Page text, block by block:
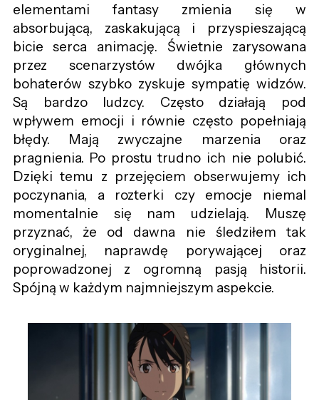
elementami fantasy zmienia się w
absorbującą, zaskakującą i przyspieszającą
bicie serca animację. Świetnie zarysowana
przez scenarzystów dwójka głównych
bohaterów szybko zyskuje sympatię widzów.
Są bardzo ludzcy. Często działają pod
wpływem emocji i równie często popełniają
błędy. Mają zwyczajne marzenia oraz
pragnienia. Po prostu trudno ich nie polubić.
Dzięki temu z przejęciem obserwujemy ich
poczynania, a rozterki czy emocje niemal
momentalnie się nam udzielają. Muszę
przyznać, że od dawna nie śledziłem tak
oryginalnej, naprawdę porywającej oraz
poprowadzonej z ogromną pasją historii.
Spójną w każdym najmniejszym aspekcie.